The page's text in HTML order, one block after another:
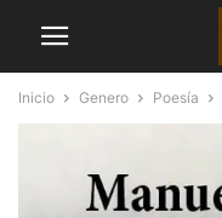
Inicio Genero Poesía